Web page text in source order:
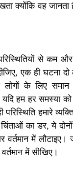
क्योंकि वह
से कम
एक ही घटना
लोगों के लिए
हम हर समस्या को
हमारे
का डर, ये
वर्तमान में
में सीखिए।